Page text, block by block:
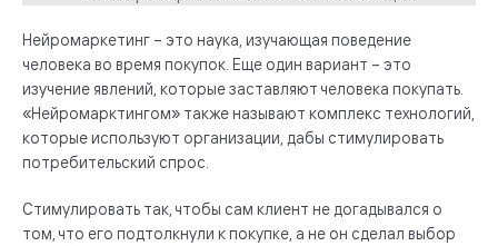
Нейромаркетинг – это наука, изучающая поведение
человека во время покупок. Еще один вариант – это
изучение явлений, которые заставляют человека покупать.
«Нейромарктингом» также называют комплекс технологий,
которые используют организации, дабы стимулировать
потребительский спрос.
Стимулировать так, чтобы сам клиент не догадывался о
том, что его подтолкнули к покупке, а не он сделал выбор